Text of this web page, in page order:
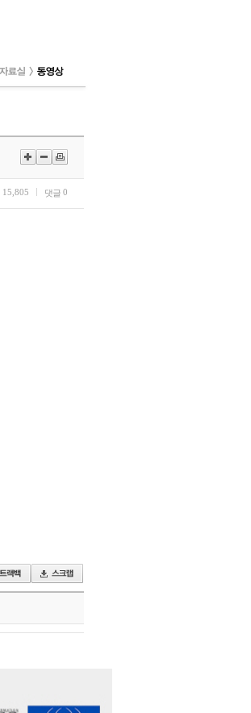
15,805 댓글 0